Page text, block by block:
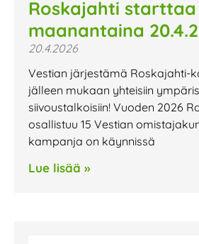
Roskajahti starttaa
maanantaina
20.4.2026
Vestian järjestämä Roskajahti-
jälleen mukaan yhteisiin
siivoustalkoisiin! Vuoden 2026
osallistuu 15 Vestian
kampanja on käynnissä
Lue lisää »